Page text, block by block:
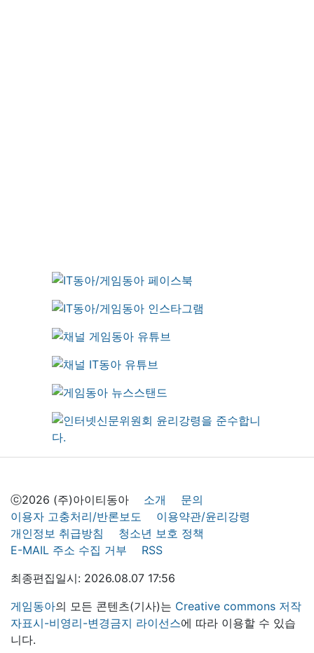
ⓒ2026 (주)아이티동아 소개
문의
이용자 고충처리/반론보도
이용약관/윤리강령
개인정보 취급방침
청소년 보호 정책
E-MAIL 주소 수집 거부
RSS
최종편집일시: 2026.08.07 17:56
게임동아의 모든 콘텐츠(기사)는 Creative commons 저작
자표시-비영리-변경금지 라이선스에 따라 이용할 수 있습
니다.